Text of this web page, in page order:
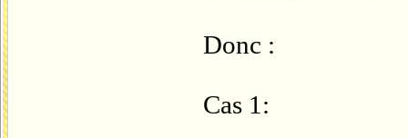
Donc :
Cas 1: